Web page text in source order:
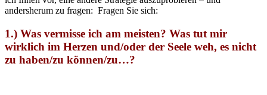
andersherum zu fragen: Fragen Sie sich:
1.) Was vermisse ich am meisten? Was tut mir
wirklich im Herzen und/oder der Seele weh, es nicht
zu haben/zu können/zu…?